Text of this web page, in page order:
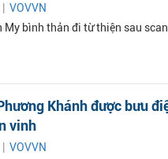
VOVVN
My bình thản đi từ thiện sau
Khánh được bưu
vinh
VOVVN